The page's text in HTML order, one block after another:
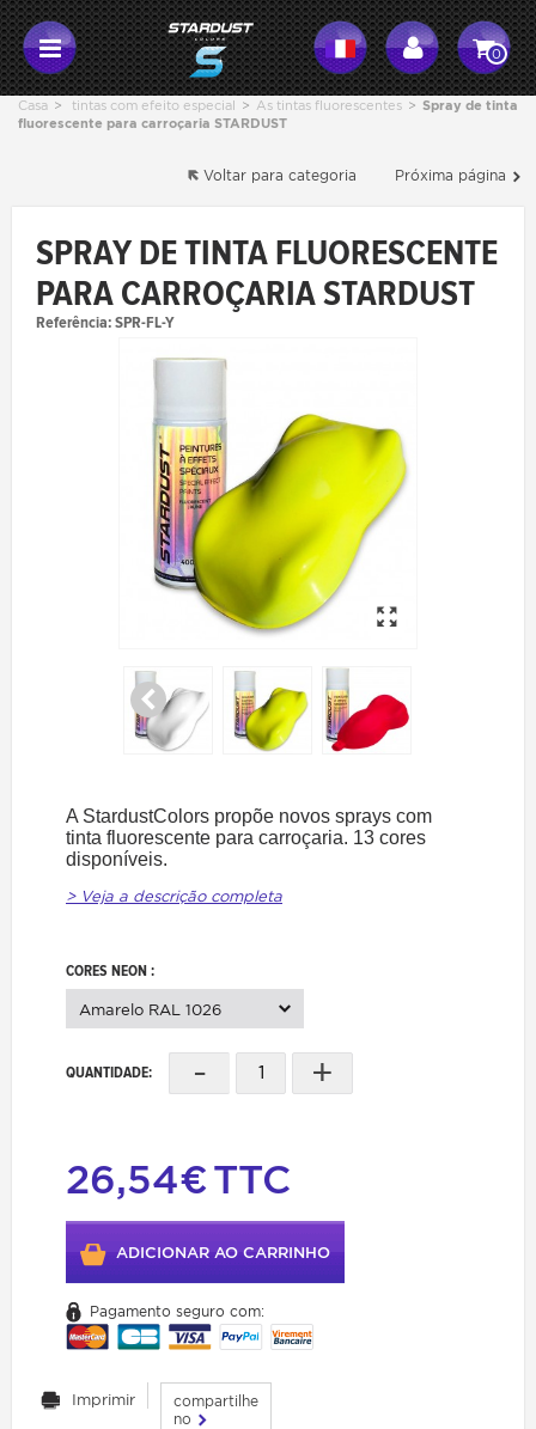
0
Casa > tintas com efeito especial > As tintas fluorescentes > Spray de tinta
fluorescente para carroçaria STARDUST
Próxima página
Voltar para categoria
SPRAY DE TINTA FLUORESCENTE
PARA CARROÇARIA STARDUST
Referência:SPR-FL-Y
A StardustColors propõe novos sprays com
tinta fluorescente para carroçaria. 13 cores
disponíveis.
> Veja a descrição completa
CORES NEON :
Amarelo RAL 1026
QUANTIDADE: - +
26,54€TTC
ADICIONAR AO CARRINHO
Pagamento seguro com:
Imprimir
compartilhe
no